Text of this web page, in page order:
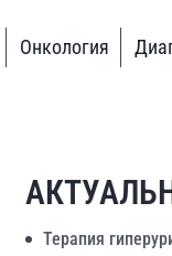
Онкология
Терапия